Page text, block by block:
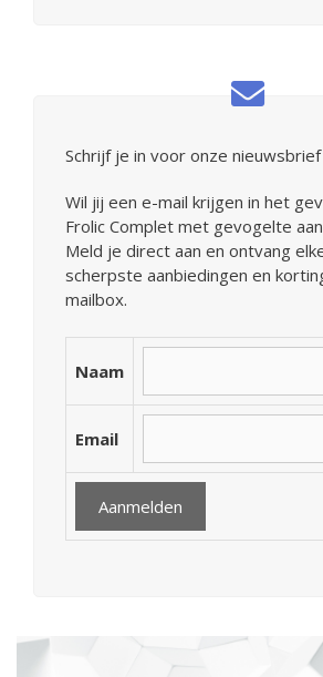
Schrijf je in voor onze nieuwsbrief
Wil jij een e-mail krijgen in het
Frolic Complet met gevogelte
Meld je direct aan en ontvang
scherpste aanbiedingen en
mailbox.
Naam
Email